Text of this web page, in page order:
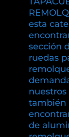
esta
sección
ruedas
también
de